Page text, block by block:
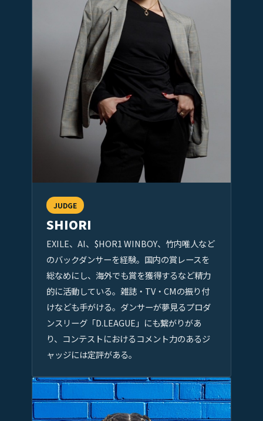
JUDGE
SHIORI
EXILE、AI、$HOR1 WINBOY、竹内唯人など
のバックダンサーを経験。国内の賞レースを
総なめにし、海外でも賞を獲得するなど精力
的に活動している。雑誌・TV・CMの振り付
けなども手がける。ダンサーが夢見るプロダ
ンスリーグ「D.LEAGUE」にも繋がりがあ
り、コンテストにおけるコメント力のあるジ
ャッジには定評がある。